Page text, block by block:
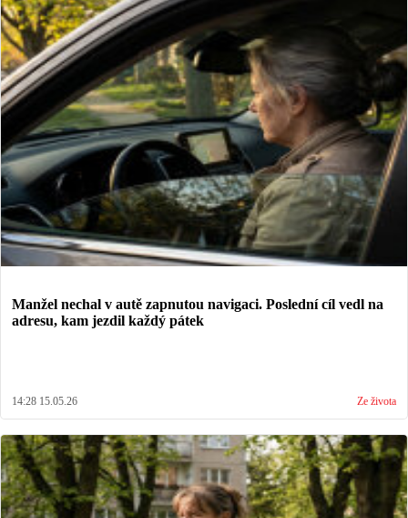
Manžel nechal v autě zapnutou navigaci. Poslední cíl vedl na
adresu, kam jezdil každý pátek
14:28 15.05.26 Ze života